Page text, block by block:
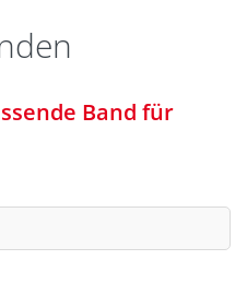
Band für